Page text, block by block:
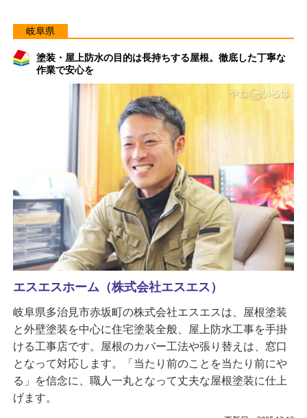
岐阜県
塗装・屋上防水の目的は長持ちする屋根。徹底した丁寧な
作業で安心を
エスエスホーム（株式会社エスエス）
岐阜県多治見市赤坂町の株式会社エスエスは、屋根塗装
と外壁塗装を中心に住宅塗装全般、屋上防水工事を手掛
ける工事店です。屋根のカバー工法や張り替えは、窓口
となって対応します。「当たり前のことを当たり前にや
る」を信念に、職人一丸となって丈夫な屋根塗装に仕上
げます。